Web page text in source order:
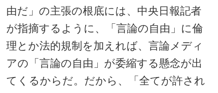
由だ」の主張の根底には、中央日報記者
が指摘するように、「言論の自由」に倫
理とか法的規制を加えれば、言論メディ
アの「言論の自由」が委縮する懸念が出
てくるからだ。だから、「全てが許され